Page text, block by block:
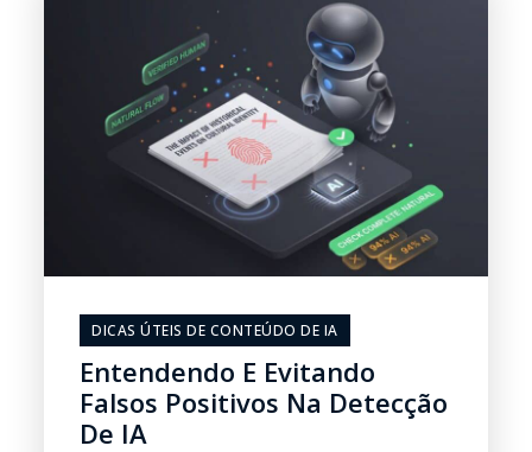
DICAS ÚTEIS DE CONTEÚDO DE IA
Entendendo E Evitando
Falsos Positivos Na Detecção
De IA